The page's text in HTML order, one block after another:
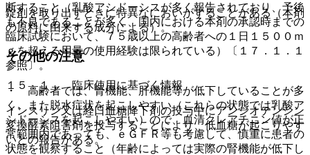
錠剤を取り出すときに特異なにおいがすることがある（本剤
の原料に由来する成分による）。
その他の注意
１５．１． 臨床使用に基づく情報
インスリン又は経口血糖降下剤の投与中にアンジオテンシン
変換酵素阻害剤を投与することにより、低血糖が起こりやす
いとの報告がある。
断すること（乳酸アシドーシスが多く報告されており、予後
も不良であることが多く、国内における本剤の承認時までの
臨床試験において、７５歳以上の高齢者への１日１５００ｍ
ｇを超える用量の使用経験は限られている）〔１７．１．１
参照〕。
・ 高齢者では、腎機能、肝機能等が低下していることが多
く、また脱水症状を起こしやすい（これらの状態では乳酸ア
シドーシスを起こしやすい）ので、血清クレアチニン値が正
常範囲内であっても、ｅＧＦＲ等も考慮して、慎重に患者の
状態を観察すること（年齢によっては実際の腎機能が低下し